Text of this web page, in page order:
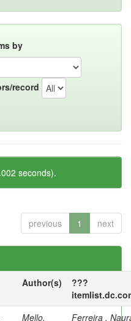
by
record
seconds).
previous 1 next
Author(s)
???
Mello, Ferreira ,